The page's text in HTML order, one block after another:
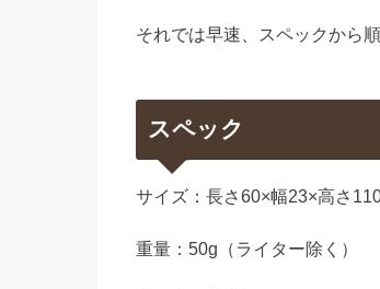
それでは早速、スペックから
スペック
サイズ：長さ60×幅23×高さ
重量：50g（ライター除く）